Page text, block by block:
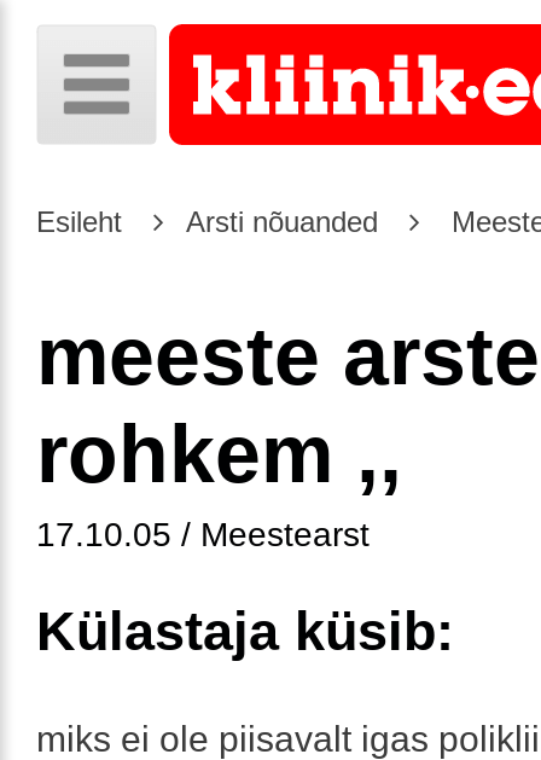
Esileht Arsti nõuanded
meeste arste
rohkem ,,
17.10.05 / Meestearst
Külastaja küsib:
miks ei ole piisavalt igas